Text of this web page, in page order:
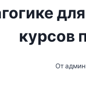
курсов
От